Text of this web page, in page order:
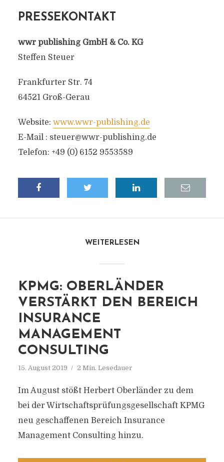
PRESSEKONTAKT
wwr publishing GmbH & Co. KG
Steffen Steuer
Frankfurter Str. 74
64521 Groß-Gerau
Website: www.wwr-publishing.de
E-Mail : steuer@wwr-publishing.de
Telefon: +49 (0) 6152 9553589
WEITERLESEN
KPMG: OBERLÄNDER
VERSTÄRKT DEN BEREICH
INSURANCE
MANAGEMENT
CONSULTING
15. August 2019 2 Min. Lesedauer
Im August stößt Herbert Oberländer zu dem
bei der Wirtschaftsprüfungsgesellschaft KPMG
neu geschaffenen Bereich Insurance
Management Consulting hinzu.